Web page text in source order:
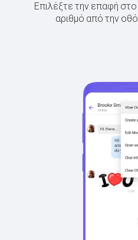
Επιλέξτε την επαφή
αριθμό από την